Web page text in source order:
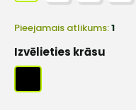
Pieejamais atlikums:1
Izvēlieties krāsu